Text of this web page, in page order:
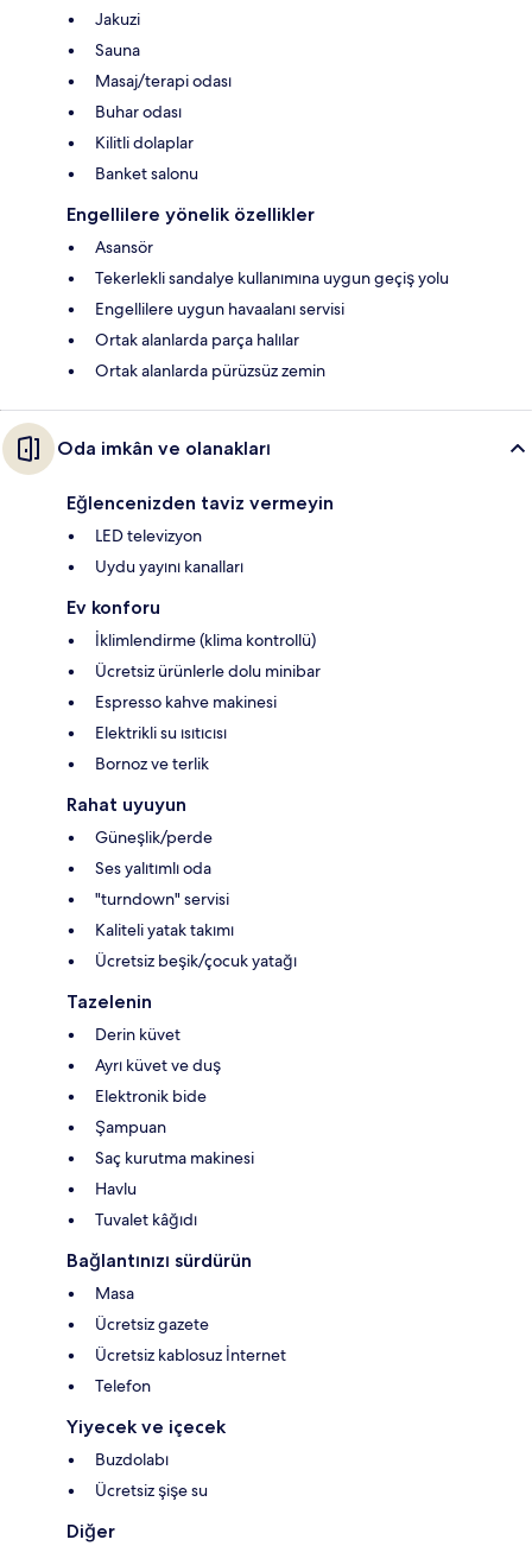
Jakuzi
Sauna
Masaj/terapi odası
Buhar odası
Kilitli dolaplar
Banket salonu
Engellilere yönelik özellikler
Asansör
Tekerlekli sandalye kullanımına uygun geçiş yolu
Engellilere uygun havaalanı servisi
Ortak alanlarda parça halılar
Ortak alanlarda pürüzsüz zemin
Oda imkân ve olanakları
Eğlencenizden taviz vermeyin
LED televizyon
Uydu yayını kanalları
Ev konforu
İklimlendirme (klima kontrollü)
Ücretsiz ürünlerle dolu minibar
Espresso kahve makinesi
Elektrikli su ısıtıcısı
Bornoz ve terlik
Rahat uyuyun
Güneşlik/perde
Ses yalıtımlı oda
"turndown" servisi
Kaliteli yatak takımı
Ücretsiz beşik/çocuk yatağı
Tazelenin
Derin küvet
Ayrı küvet ve duş
Elektronik bide
Şampuan
Saç kurutma makinesi
Havlu
Tuvalet kâğıdı
Bağlantınızı sürdürün
Masa
Ücretsiz gazete
Ücretsiz kablosuz İnternet
Telefon
Yiyecek ve içecek
Buzdolabı
Ücretsiz şişe su
Diğer